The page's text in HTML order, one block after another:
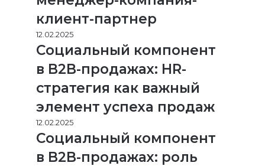
клиент-партнер
12.02.2025
Социальный компонент
в B2B-продажах: HR-
стратегия как важный
элемент успеха продаж
12.02.2025
Социальный компонент
в B2B-продажах: роль